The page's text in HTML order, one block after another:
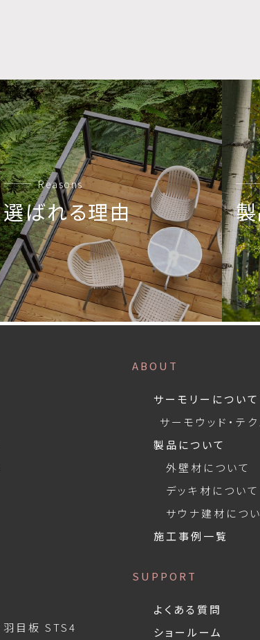
Reasons
選ばれる理由
羽目板 STS4
ABOUT
サーモリーについて
サーモウッド・テ
製品について
外壁材について
デッキ材について
サウナ建材につ
施工事例一覧
SUPPORT
よくある質問
ショールーム